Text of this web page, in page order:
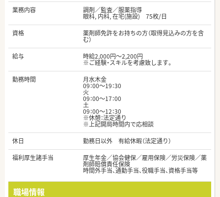
業務内容
調剤／監査／服薬指導
眼科, 内科, 在宅(施設) 75枚/日
資格
薬剤師免許をお持ちの方（取得見込みの方を含
む）
給与
時給2,000円～2,200円
※ご経験・スキルを考慮致します。
勤務時間
月水木金
09：00～19：30
火
09：00～17：00
土
09：00～12：30
※休憩：法定通り
※上記開局時間内で応相談
休日
勤務日以外 有給休暇（法定通り）
福利厚生諸手当
厚生年金／協会健保／雇用保険／労災保険／薬
剤師賠償責任保険
時間外手当、通勤手当、役職手当、資格手当等
職場情報